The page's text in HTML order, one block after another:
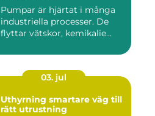
Pumpar är hjärtat i många
industriella processer. De
flyttar vätskor, kemikalie...
03. jul
Uthyrning smartare väg till
rätt utrustning